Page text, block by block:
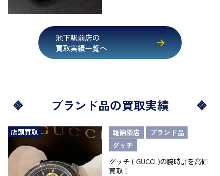
池下駅前店の
買取実績一覧へ
ブランド品の買取実績
店頭買取 雑餉隈店
ブランド品
グッチ
グッチ ( GUCCI )の腕時計を高価
買取！